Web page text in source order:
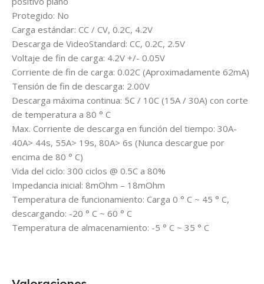
Protegido: No
Carga estándar: CC / CV, 0.2C, 4.2V
Descarga de VideoStandard: CC, 0.2C, 2.5V
Voltaje de fin de carga: 4.2V +/- 0.05V
Corriente de fin de carga: 0.02C (Aproximadamente 62mA)
Tensión de fin de descarga: 2.00V
Descarga máxima continua: 5C / 10C (15A / 30A) con corte
de temperatura a 80 ° C
Max. Corriente de descarga en función del tiempo: 30A-
40A> 44s, 55A> 19s, 80A> 6s (Nunca descargue por
encima de 80 ° C)
Vida del ciclo: 300 ciclos @ 0.5C a 80%
Impedancia inicial: 8mOhm – 18mOhm
Temperatura de funcionamiento: Carga 0 ° C ~ 45 ° C,
descargando: -20 ° C ~ 60 ° C
Temperatura de almacenamiento: -5 ° C ~ 35 ° C